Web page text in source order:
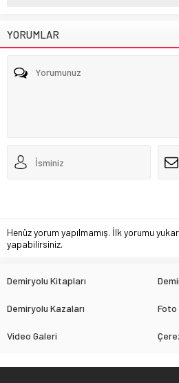
YORUMLAR
Henüz yorum yapılmamış. İlk yorumu
yapabilirsiniz.
Demiryolu Kitapları
Demiryolu Kazaları Foto
Video Galeri